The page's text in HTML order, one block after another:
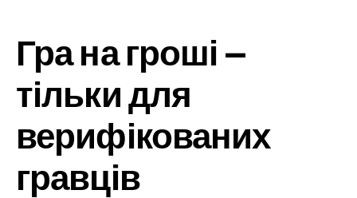
Гра на гроші —
тільки для
верифікованих
гравців